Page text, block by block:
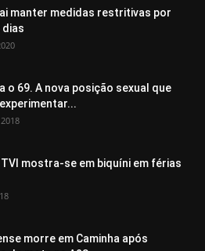
manter medidas restritivas por
dias
o 69. A nova posição sexual que
TVI mostra-se em biquíni em férias
morre em Caminha após